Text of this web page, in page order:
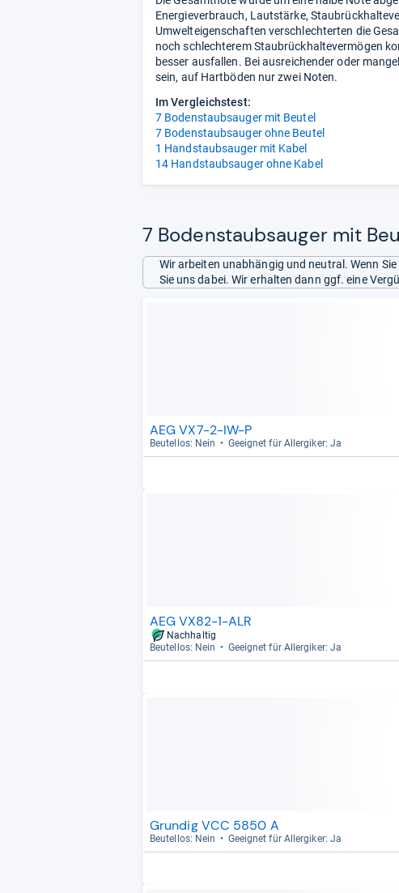
Energieverbrauch, Lautstärke,
Umwelteigenschaften verschlechterten die
noch schlechterem Staubrückhaltevermögen
besser ausfallen. Bei ausreichender oder
sein, auf Hartböden nur zwei Noten.
Im Vergleichstest:
7 Bodenstaubsauger mit Beutel
7 Bodenstaubsauger ohne Beutel
1 Handstaubsauger mit Kabel
14 Handstaubsauger ohne Kabel
7 Bodenstaubsauger mit
Wir arbeiten unabhängig und neutral. Wenn
Sie uns dabei. Wir erhalten dann ggf. eine
AEG VX7-2-IW-P
Beu­tel­los: Nein Geeig­net für All­er­gi­ker: Ja
AEG VX82-1-ALR
Nachhaltig
Beu­tel­los: Nein
Geeig­net für All­er­gi­ker: Ja
Grundig VCC 5850 A
Beu­tel­los: Nein Geeig­net für All­er­gi­ker: Ja